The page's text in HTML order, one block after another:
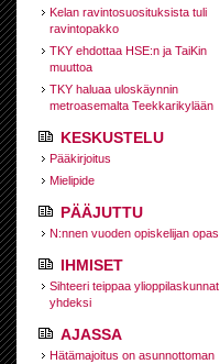
Kelan ravintosuosituksista tuli
ravintopakko
TKY ehdottaa HSE:n ja TaiKin
muuttoa
TKY haluaa uloskäynnin
metroasemalta Teekkarikylään
KESKUSTELU
Pääkirjoitus
Mielipide
PÄÄJUTTU
N:nnen vuoden opiskelijan opas
IHMISET
Sihteeri teippaa ylioppilaskunnat
yhdeksi
AJASSA
Hätämajoitus on asunnottoman